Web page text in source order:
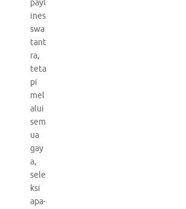
payl
ines
swa
tant
ra,
teta
pi
mel
alui
sem
ua
gay
a,
sele
ksi
apa-